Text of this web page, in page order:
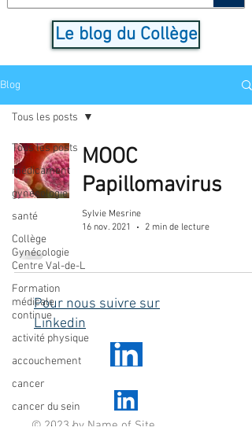
Le blog du Collège
Blog
Tous les posts
médicament
gynécologie
santé
Collège
Gynécologie
Centre Val-de-L
Formation
médicale
continue
activité physique
accouchement
cancer
cancer du sein
Tous les posts
MOOC
Papillomavirus
Sylvie Mesrine
16 nov. 2021
2 min de lecture
Pour nous suivre sur
Linkedin
© 2023 by Name of Site.